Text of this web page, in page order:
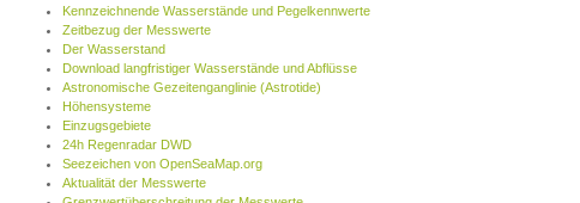
Kennzeichnende Wasserstände und Pegelkennwerte
Zeitbezug der Messwerte
Der Wasserstand
Download langfristiger Wasserstände und Abflüsse
Astronomische Gezeitenganglinie (Astrotide)
Höhensysteme
Einzugsgebiete
24h Regenradar DWD
Seezeichen von OpenSeaMap.org
Aktualität der Messwerte